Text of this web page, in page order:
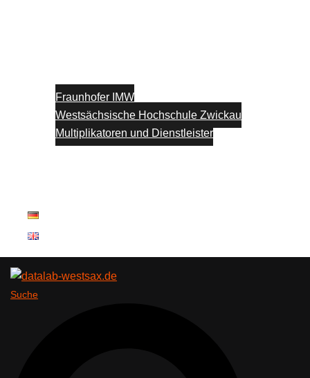
Fraunhofer IMW
Westsächsische Hochschule Zwickau
Multiplikatoren und Dienstleister
Suche